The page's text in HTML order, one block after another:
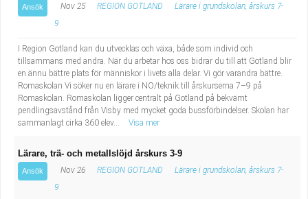
Ansök Nov 25 REGION GOTLAND
Lärare i grundskolan, årskurs 7-
9
I Region Gotland kan du utvecklas och växa, både som individ och
tillsammans med andra. När du arbetar hos oss bidrar du till att Gotland blir
en ännu bättre plats för människor i livets alla delar. Vi gör varandra bättre.
Romaskolan Vi söker nu en lärare i NO/teknik till årskurserna 7–9 på
Romaskolan. Romaskolan ligger centralt på Gotland på bekvämt
pendlingsavstånd från Visby med mycket goda bussförbindelser. Skolan har
sammanlagt cirka 360 elev...
Visa mer
Lärare, trä- och metallslöjd årskurs 3-9
Ansök Nov 26 REGION GOTLAND
Lärare i grundskolan, årskurs 7-
9